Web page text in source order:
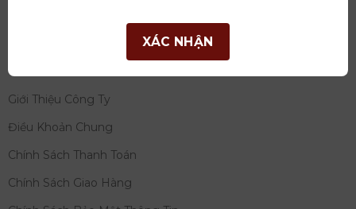
Tây Hồ, TP Hà Nội
THÔNG TIN
Giới Thiệu Công Ty
Điều Khoản Chung
Chính Sách Thanh Toán
Chính Sách Giao Hàng
XÁC NHẬN